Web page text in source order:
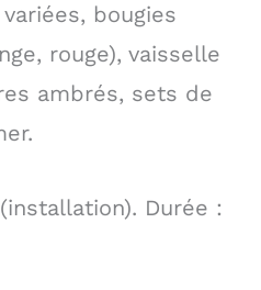
bougies
rouge), vaisselle
ambrés, sets de
Durée :